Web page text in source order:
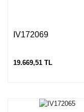
IV172069
19.669,51 TL